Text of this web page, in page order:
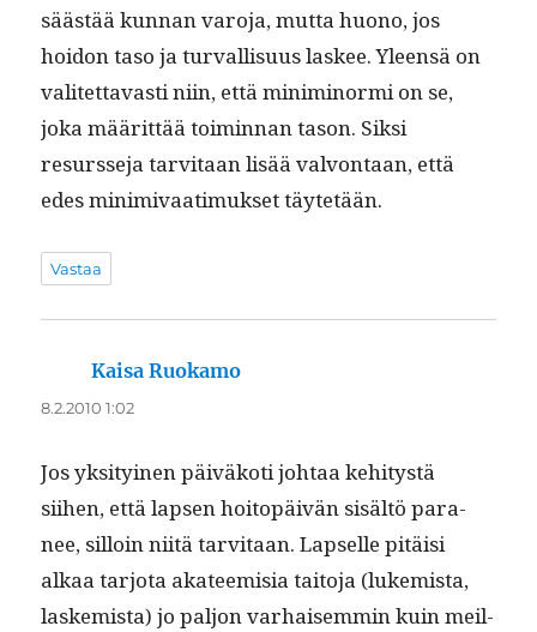
säästää kun­nan varo­ja, mut­ta huono, jos
hoidon taso ja tur­val­lisu­us las­kee. Yleen­sä on
valitet­tavasti niin, että min­imi­nor­mi on se,
joka määrit­tää toimin­nan tason. Sik­si
resursse­ja tarvi­taan lisää valvon­taan, että
edes min­imi­vaa­timuk­set täytetään.
Vastaa
Kaisa Ruokamo
8.2.2010 1:02
Jos yksi­tyi­nen päiväkoti johtaa kehi­tys­tä
siihen, että lapsen hoitopäivän sisältö para­
nee, sil­loin niitä tarvi­taan. Lapselle pitäisi
alkaa tar­jo­ta aka­teemisia taito­ja (lukemista,
laskemista) jo paljon varhaisem­min kuin meil­